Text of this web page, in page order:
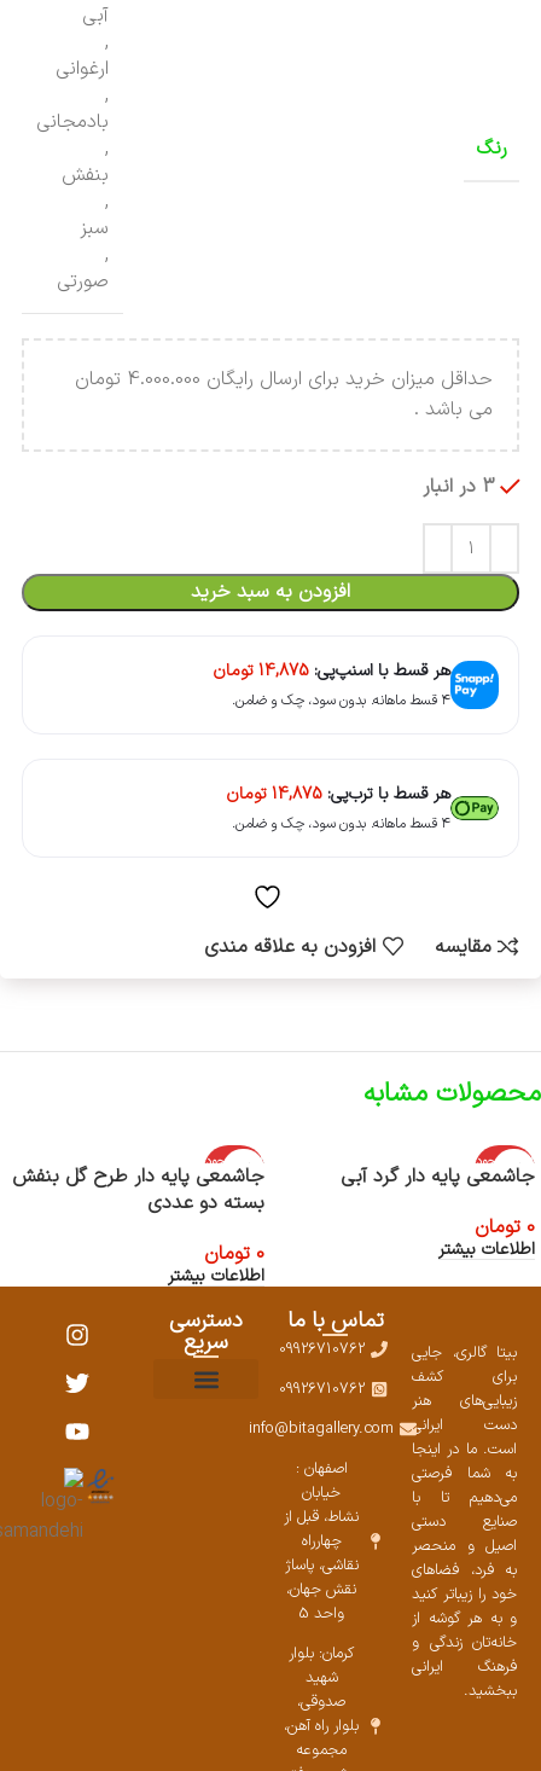
رنگ
آبی
,
ارغوانی
,
بادمجانی
,
بنفش
,
سبز
,
صورتی
حداقل میزان خرید برای ارسال رایگان 4.000.000 تومان
می باشد .
3 در انبار
افزودن به سبد خرید
هر قسط با اسنپ‌پی: 14,875تومان
۴ قسط ماهانه. بدون سود، چک و ضامن.
هر قسط با ترب‌پی: 14,875تومان
۴ قسط ماهانه. بدون سود، چک و ضامن.
مقایسه افزودن به علاقه مندی
محصولات مشابه
اتمام موجود
ی
جاشمعی پایه دار گرد آبی
0 تومان
اطلاعات بیشتر
اتمام موجود
ی
جاشمعی پایه دار طرح گل بنفش
بسته دو عددی
0 تومان
اطلاعات بیشتر
بیتا گالری، جایی
برای کشف
زیبایی‌های هنر
دست ایرانی
است. ما در اینجا
به شما فرصتی
می‌دهیم تا با
صنایع دستی
اصیل و منحصر
به فرد، فضاهای
خود را زیباتر کنید
و به هر گوشه از
خانه‌تان زندگی و
فرهنگ ایرانی
ببخشید.
تماس با ما
09926710762
09926710762
info@bitagallery.com
اصفهان :
خیابان
نشاط، قبل از
چهارراه
نقاشی، پاساژ
نقش جهان،
واحد 5
کرمان: بلوار
شهید
صدوقی،
بلوار راه آهن،
مجموعه
دسترسی
سریع